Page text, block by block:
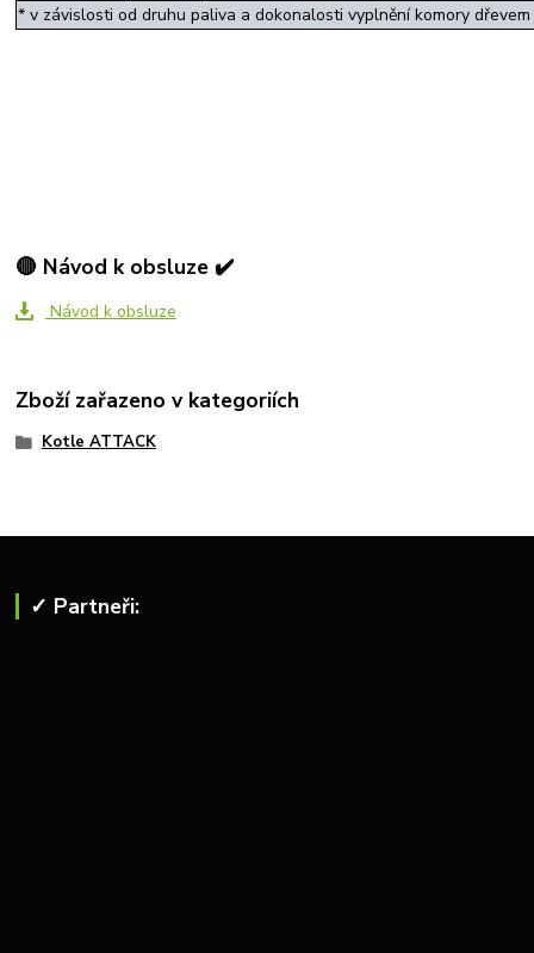
* v závislosti od druhu paliva a dokonalosti vyplnění komory dřevem
🔴 Návod k obsluze ✔️
Návod k obsluze
Zboží zařazeno v kategoriích
Kotle ATTACK
✓ Partneři: